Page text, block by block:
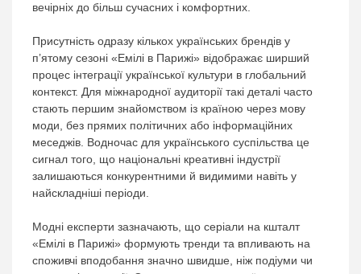
вечірніх до більш сучасних і комфортних.
Присутність одразу кількох українських брендів у
п’ятому сезоні «Емілі в Парижі» відображає ширший
процес інтеграції української культури в глобальний
контекст. Для міжнародної аудиторії такі деталі часто
стають першим знайомством із країною через мову
моди, без прямих політичних або інформаційних
меседжів. Водночас для українського суспільства це
сигнал того, що національні креативні індустрії
залишаються конкурентними й видимими навіть у
найскладніші періоди.
Модні експерти зазначають, що серіали на кшталт
«Емілі в Парижі» формують тренди та впливають на
споживчі вподобання значно швидше, ніж подіуми чи